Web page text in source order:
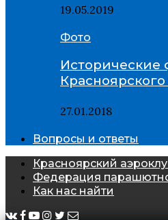
19.05.2019
Фото
Исторические
27.01.2018
Вопросы и ответы
Красноярский
Федерация
Как нас найти